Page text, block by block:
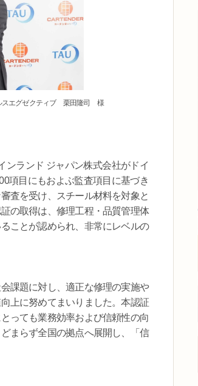
スエグゼクティブ 栗田隆司 様
ランド ジャパン株式会社がドイ
項目にもおよぶ監査項目に基づき
査を受け、スチール材料を対象と
の取得は、修理工程・品質管理体
ことが認められ、非常にレベルの
課題に対し、適正な修理の実施や
上に努めてまいりました。本認証
っても業務効率および信頼性の向
まらず全国の拠点へ展開し、「信